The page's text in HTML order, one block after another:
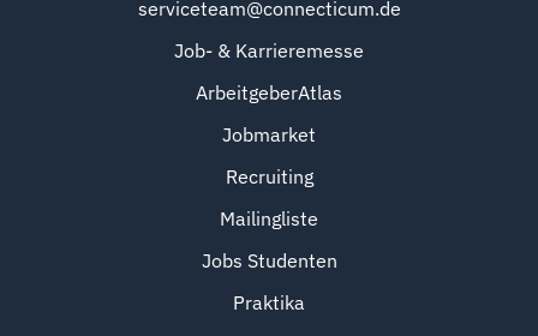
serviceteam@connecticum.de
Job- & Karrieremesse
ArbeitgeberAtlas
Jobmarket
Recruiting
Mailingliste
Jobs Studenten
Praktika